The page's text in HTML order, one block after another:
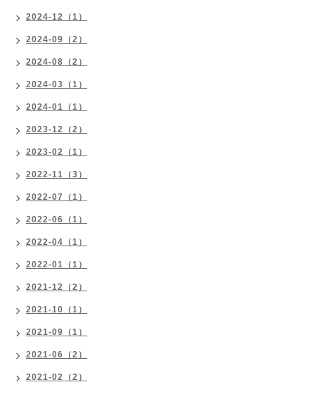
2024-12（1）
2024-09（2）
2024-08（2）
2024-03（1）
2024-01（1）
2023-12（2）
2023-02（1）
2022-11（3）
2022-07（1）
2022-06（1）
2022-04（1）
2022-01（1）
2021-12（2）
2021-10（1）
2021-09（1）
2021-06（2）
2021-02（2）